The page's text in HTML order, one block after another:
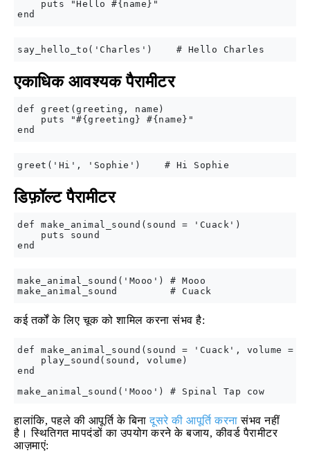
    puts "Hello #{name}"
एकाधिक आवश्यक पैरामीटर
def greet(greeting, name)
    puts "#{greeting} #{name}"
डिफ़ॉल्ट पैरामीटर
def make_animal_sound(sound = 'Cuack')
    puts sound
make_animal_sound('Mooo') # Mooo
कई तर्कों के लिए चूक को शामिल करना संभव है:
def make_animal_sound(sound = 'Cuack', volume =
    play_sound(sound, volume)
end
हालांकि, पहले की आपूर्ति के बिनादूसरे की आपूर्ति करना संभव नहीं
है। स्थितिगत मापदंडों का उपयोग करने के बजाय, कीवर्ड पैरामीटर
आज़माएं: